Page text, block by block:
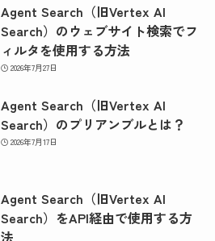
Agent Search（旧Vertex AI
Search）のウェブサイト検索でフ
ィルタを使用する方法
2026年7月27日
Agent Search（旧Vertex AI
Search）のプリアンブルとは？
2026年7月17日
Agent Search（旧Vertex AI
Search）をAPI経由で使用する方
法